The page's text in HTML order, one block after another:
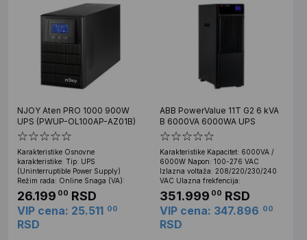
NJOY Aten PRO 1000 900W
UPS (PWUP-OL100AP-AZ01B)
Karakteristike Osnovne
karakteristike: Tip: UPS
(Uninterruptible Power Supply)
Režim rada: Online Snaga (VA):
26.199 00 RSD
VIP cena: 25.511 00
RSD
ABB PowerValue 11T G2 6 kVA
B 6000VA 6000WA UPS
Karakteristike Kapacitet: 6000VA /
6000W Napon: 100-276 VAC
Izlazna voltaža: 208/220/230/240
VAC Ulazna frekfencija:
351.999 00 RSD
VIP cena: 347.896 00
RSD